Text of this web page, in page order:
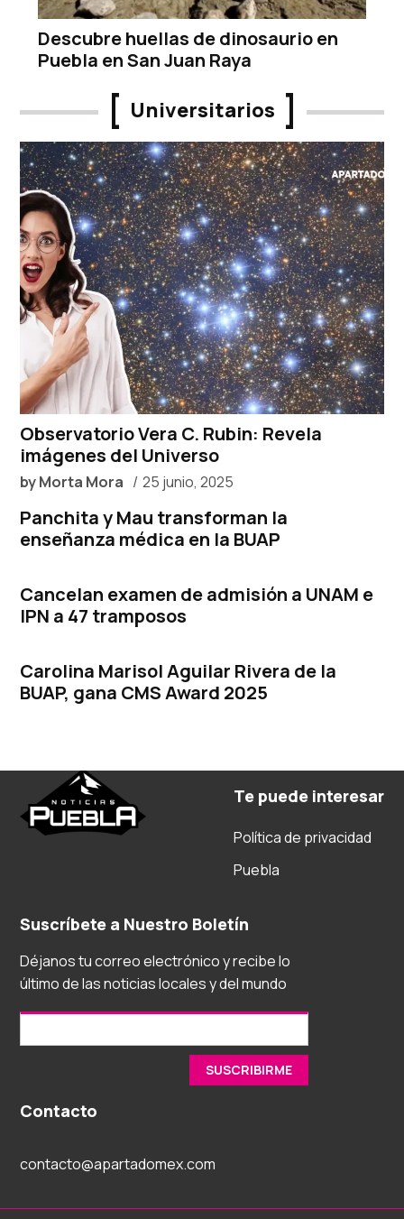
Descubre huellas de dinosaurio en
Puebla en San Juan Raya
Universitarios
Observatorio Vera C. Rubin: Revela
imágenes del Universo
byMorta Mora 25 junio, 2025
Panchita y Mau transforman la
enseñanza médica en la BUAP
Cancelan examen de admisión a UNAM e
IPN a 47 tramposos
Carolina Marisol Aguilar Rivera de la
BUAP, gana CMS Award 2025
Te puede interesar
Política de privacidad
Puebla
Suscríbete a Nuestro Boletín
Déjanos tu correo electrónico y recibe lo
último de las noticias locales y del mundo
Contacto
contacto@apartadomex.com